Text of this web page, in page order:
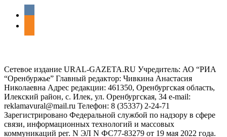
vkontakte
Сетевое издание URAL-GAZETA.RU Учредитель: АО “РИА
“Оренбуржье” Главный редактор: Чивкина Анастасия
Николаевна Адрес редакции: 461350, Оренбургская область,
Илекский район, с. Илек, ул. Оренбургская, 34 e-mail:
reklamavural@mail.ru Телефон: 8 (35337) 2-24-71
Зарегистрировано Федеральной службой по надзору в сфере
связи, информационных технологий и массовых
коммуникаций рег. N ЭЛ N ФС77-83279 от 19 мая 2022 года.